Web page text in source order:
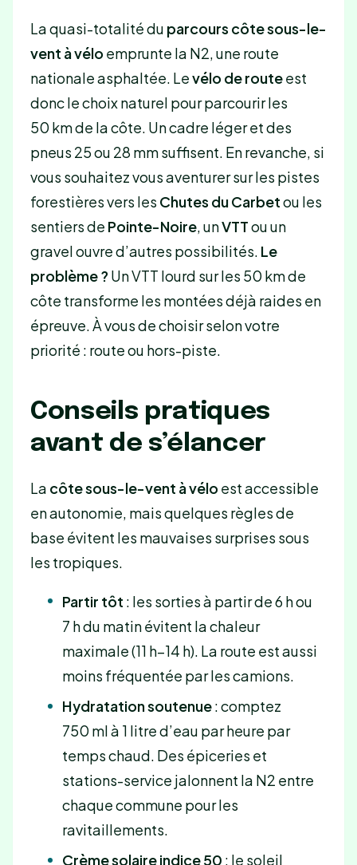
La quasi-totalité du parcours côte sous-le-
vent à vélo emprunte la N2, une route
nationale asphaltée. Levélo de routeest
donc le choix naturel pour parcourir les
50 km de la côte. Un cadre léger et des
pneus 25 ou 28 mm suffisent. En revanche, si
vous souhaitez vous aventurer sur les pistes
forestières vers les Chutes du Carbetou les
sentiers de Pointe-Noire, unVTTou un
gravel ouvre d’autres possibilités. Le
problème ? Un VTT lourd sur les 50 km de
côte transforme les montées déjà raides en
épreuve. À vous de choisir selon votre
priorité : route ou hors-piste.
Conseils pratiques
avant de s’élancer
La côte sous-le-vent à vélo est accessible
en autonomie, mais quelques règles de
base évitent les mauvaises surprises sous
les tropiques.
Partir tôt : les sorties à partir de 6 h ou
7 h du matin évitent la chaleur
maximale (11 h–14 h). La route est aussi
moins fréquentée par les camions.
Hydratation soutenue: comptez
750 ml à 1 litre d’eau par heure par
temps chaud. Des épiceries et
stations-service jalonnent la N2 entre
chaque commune pour les
ravitaillements.
Crème solaire indice 50 : le soleil